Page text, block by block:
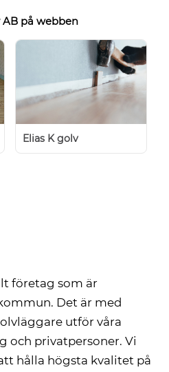
AB på webben
Elias K golv
företag som är
Det är med
utför våra
och privatpersoner. Vi
hålla högsta kvalitet på